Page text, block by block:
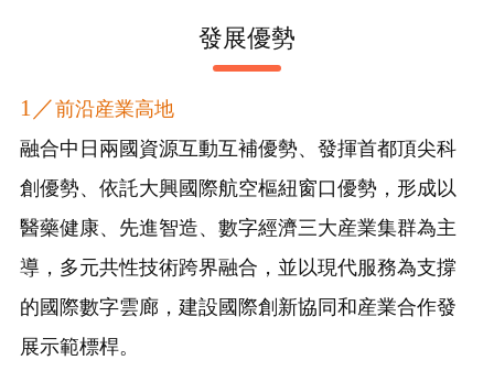
發展優勢
1／前沿産業高地
融合中日兩國資源互動互補優勢、發揮首都頂尖科
創優勢、依託大興國際航空樞紐窗口優勢，形成以
醫藥健康、先進智造、數字經濟三大産業集群為主
導，多元共性技術跨界融合，並以現代服務為支撐
的國際數字雲廊，建設國際創新協同和産業合作發
展示範標桿。